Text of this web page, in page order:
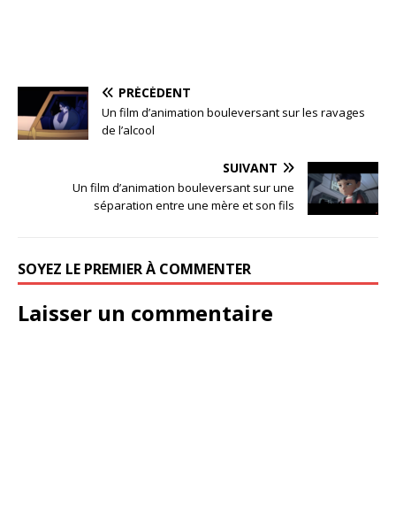
PRÉCÉDENT
Un film d’animation bouleversant sur les ravages
de l’alcool
SUIVANT
Un film d’animation bouleversant sur une
séparation entre une mère et son fils
SOYEZ LE PREMIER À COMMENTER
Laisser un commentaire